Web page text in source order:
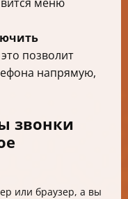
позволит
напрямую,
звонки
или браузер, а вы